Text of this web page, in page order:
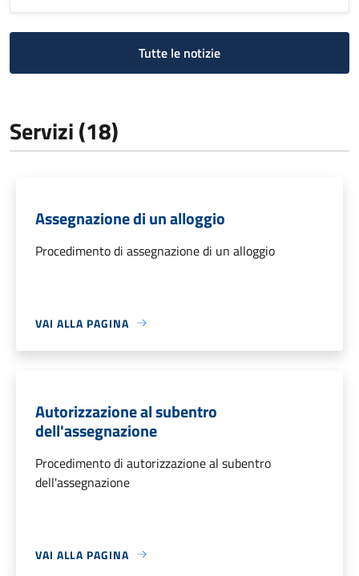
Tutte le notizie
Servizi (18)
Assegnazione di un alloggio
Procedimento di assegnazione di un alloggio
VAI ALLA PAGINA
Autorizzazione al subentro
dell'assegnazione
Procedimento di autorizzazione al subentro
dell'assegnazione
VAI ALLA PAGINA